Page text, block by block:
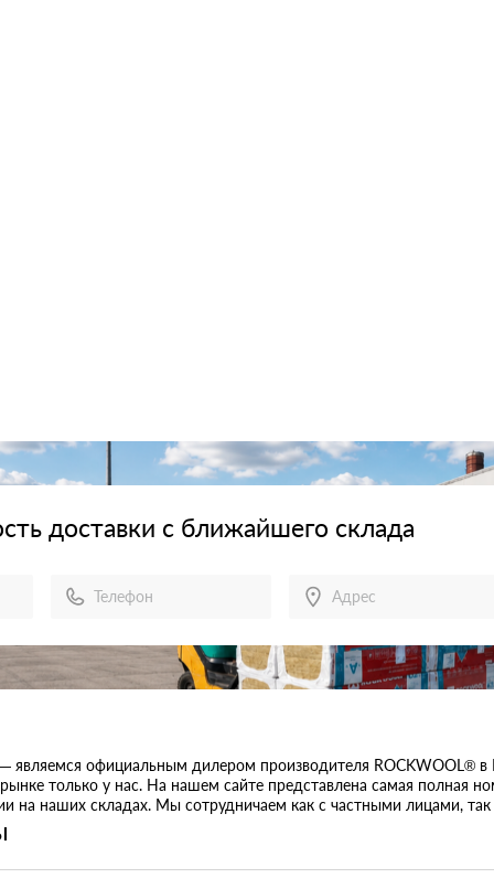
доставки с ближайшего склада
официальным дилером производителя ROCKWOOL®
только у нас. На нашем сайте представлена самая полная
на наших складах. Мы сотрудничаем как с частными лицами,